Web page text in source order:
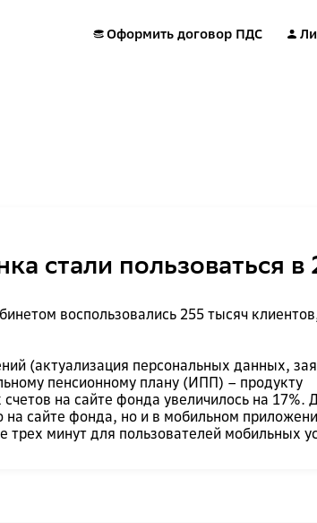
Оформить договор ПДС
стали пользоваться в
воспользовались 255 тысяч
(актуализация персональных данных,
пенсионному плану (ИПП) – продукту
на сайте фонда увеличилось на 17%.
сайте фонда, но и в мобильном
минут для пользователей мобильных